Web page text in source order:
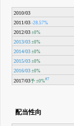
2010/03
2011/03 -28.57%
2012/03 ±0%
2013/03 ±0%
2014/03 ±0%
2015/03 ±0%
2016/03 ±0%
2017/03予 ±0%#7
配当性向